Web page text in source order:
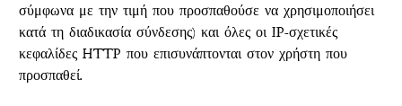
σύμφωνα με την τιμή που προσπαθούσε να χρησιμοποιήσει
κατά τη διαδικασία σύνδεσης) και όλες οι IP-σχετικές
κεφαλίδες HTTP που επισυνάπτονται στον χρήστη που
προσπαθεί.